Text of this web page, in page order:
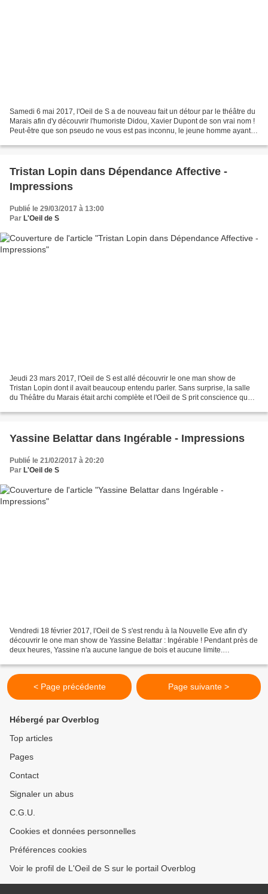
Samedi 6 mai 2017, l'Oeil de S a de nouveau fait un détour par le théâtre du
Marais afin d'y découvrir l'humoriste Didou, Xavier Dupont de son vrai nom !
Peut-être que son pseudo ne vous est pas inconnu, le jeune homme ayant
Tristan Lopin dans Dépendance Affective -
Impressions
Publié le 29/03/2017 à 13:00
Par L'Oeil de S
Jeudi 23 mars 2017, l'Oeil de S est allé découvrir le one man show de
Tristan Lopin dont il avait beaucoup entendu parler. Sans surprise, la salle
du Théâtre du Marais était archi complète et l'Oeil de S prit conscience que
Yassine Belattar dans Ingérable - Impressions
Publié le 21/02/2017 à 20:20
Par L'Oeil de S
Vendredi 18 février 2017, l'Oeil de S s'est rendu à la Nouvelle Eve afin d'y
découvrir le one man show de Yassine Belattar : Ingérable ! Pendant près de
deux heures, Yassine n'a aucune langue de bois et aucune limite.
< Page précédente Page suivante >
Hébergé par Overblog
Top articles
Pages
Contact
Signaler un abus
C.G.U.
Cookies et données personnelles
Préférences cookies
Voir le profil de L'Oeil de S sur le portail Overblog